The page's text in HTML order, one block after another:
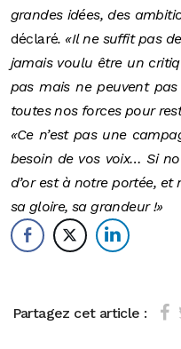
grandes idées, des
déclaré. «Il ne suffit pas
jamais voulu être un
pas mais ne peuvent
toutes nos forces pour
«Ce n’est pas une
besoin de vos voix… Si
d’or est à notre portée, et
sa gloire, sa grandeur !»
Partagez cet article :